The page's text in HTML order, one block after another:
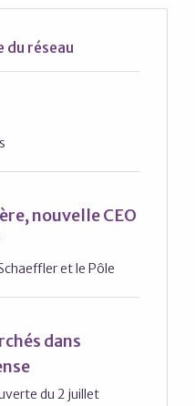
du réseau
nouvelle CEO
et le Pôle
dans
du 2 juillet